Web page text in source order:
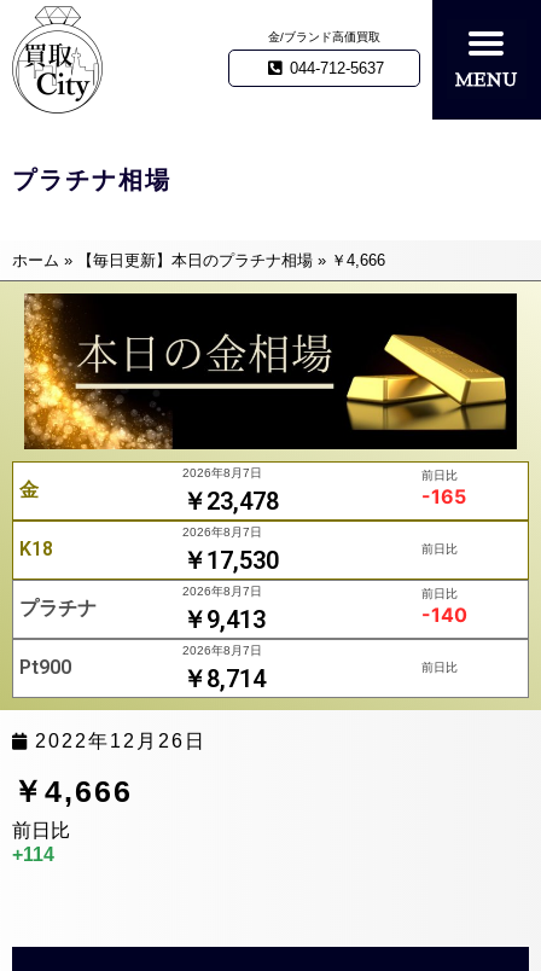
金/ブランド高価買取
044-712-5637
プラチナ相場
ホーム » 【毎日更新】本日のプラチナ相場 » ￥4,666
金 ￥23,478
2026年8月7日 前日比
-165
K18 ￥17,530
2026年8月7日
前日比
プラチナ ￥9,413
2026年8月7日 前日比
-140
Pt900 ￥8,714
2026年8月7日
前日比
2022年12月26日
￥4,666
前日比
+114